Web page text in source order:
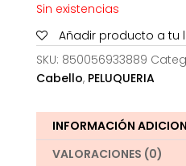
Sin existencias
Añadir producto a tu
SKU: 850056933889
Cabello, PELUQUERIA
INFORMACIÓN
VALORACIONES (0)